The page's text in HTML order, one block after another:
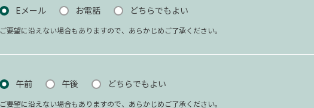
Eメール お電話 どちらでもよい
ご要望に沿えない場合もありますので、あらかじめご了承ください。
午前 午後 どちらでもよい
ご要望に沿えない場合もありますので、あらかじめご了承ください。